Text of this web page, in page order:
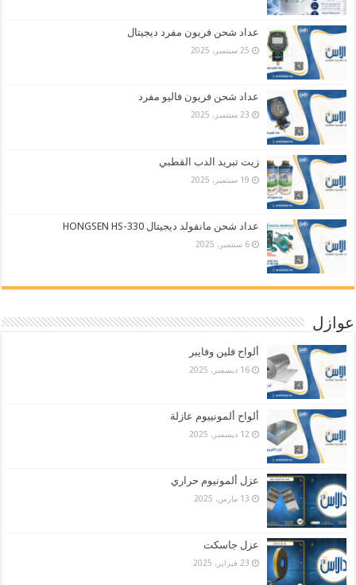
عداد شحن فريون مفرد ديجيتال
25 سبتمبر، 2025
عداد شحن فريون فاليو مفرد
23 سبتمبر، 2025
زيت تبريد الدب القطبي
19 سبتمبر، 2025
عداد شحن مانفولد ديجيتال HONGSEN HS-330
6 سبتمبر، 2025
عوازل
ألواح فلين وفايبر
16 ديسمبر، 2025
ألواح ألمونييوم عازلة
12 ديسمبر، 2025
عزل ألمونيوم حراري
13 مارس، 2025
عزل جاسكت
23 فبراير، 2025